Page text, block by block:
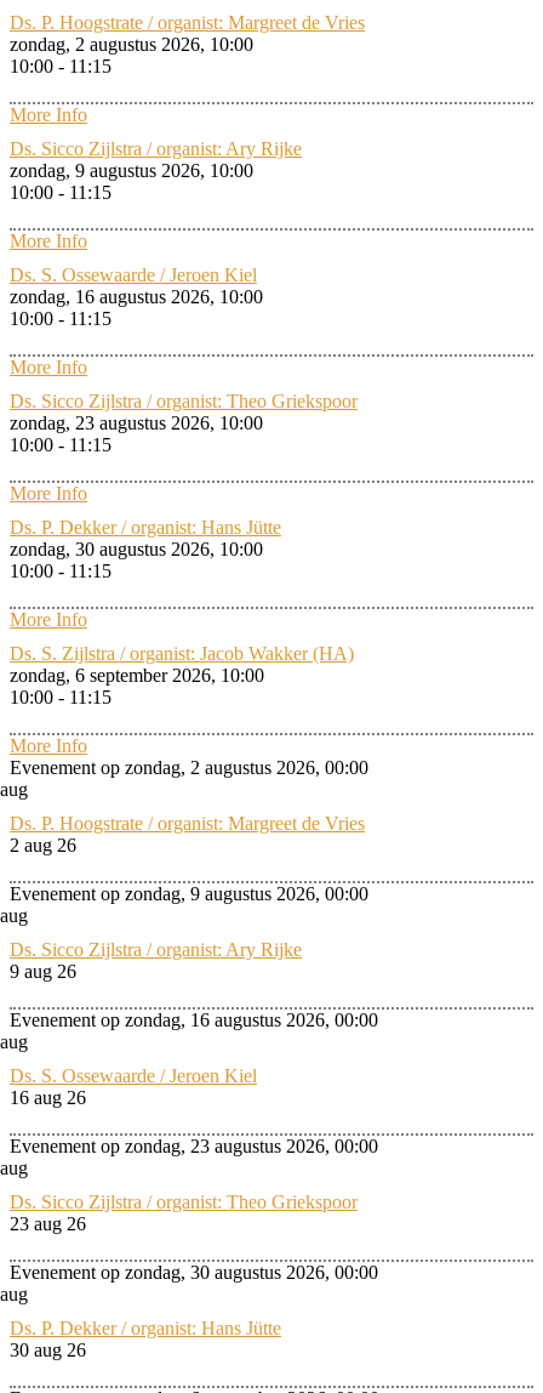
Ds. P. Hoogstrate / organist: Margreet de Vries
zondag, 2 augustus 2026, 10:00
10:00 - 11:15
More Info
Ds. Sicco Zijlstra / organist: Ary Rijke
zondag, 9 augustus 2026, 10:00
10:00 - 11:15
More Info
Ds. S. Ossewaarde / Jeroen Kiel
zondag, 16 augustus 2026, 10:00
10:00 - 11:15
More Info
Ds. Sicco Zijlstra / organist: Theo Griekspoor
zondag, 23 augustus 2026, 10:00
10:00 - 11:15
More Info
Ds. P. Dekker / organist: Hans Jütte
zondag, 30 augustus 2026, 10:00
10:00 - 11:15
More Info
Ds. S. Zijlstra / organist: Jacob Wakker (HA)
zondag, 6 september 2026, 10:00
10:00 - 11:15
More Info
Evenement op zondag, 2 augustus 2026, 00:00
aug
Ds. P. Hoogstrate / organist: Margreet de Vries
2 aug 26
Evenement op zondag, 9 augustus 2026, 00:00
aug
Ds. Sicco Zijlstra / organist: Ary Rijke
9 aug 26
Evenement op zondag, 16 augustus 2026, 00:00
aug
Ds. S. Ossewaarde / Jeroen Kiel
16 aug 26
Evenement op zondag, 23 augustus 2026, 00:00
aug
Ds. Sicco Zijlstra / organist: Theo Griekspoor
23 aug 26
Evenement op zondag, 30 augustus 2026, 00:00
aug
Ds. P. Dekker / organist: Hans Jütte
30 aug 26